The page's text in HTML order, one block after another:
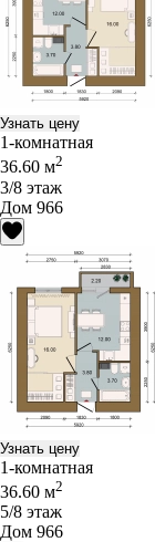
Узнать цену
1-комнатная
36.60 м2
3/8 этаж
Дом 966
Узнать цену
1-комнатная
36.60 м2
5/8 этаж
Дом 966